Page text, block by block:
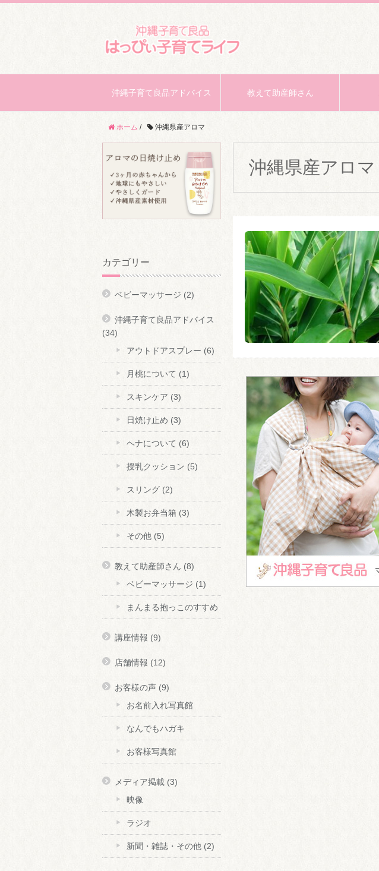
沖縄子育て良品アドバイス 教えて助産師さん
ホーム / 沖縄県産アロマ
沖縄県産アロマ
カテゴリー
ベビーマッサージ (2)
沖縄子育て良品アドバイス
(34)
アウトドアスプレー (6)
月桃について (1)
スキンケア (3)
日焼け止め (3)
ヘナについて (6)
授乳クッション (5)
スリング (2)
木製お弁当箱 (3)
その他 (5)
教えて助産師さん (8)
ベビーマッサージ (1)
まんまる抱っこのすすめ
講座情報 (9)
店舗情報 (12)
お客様の声 (9)
お名前入れ写真館
なんでもハガキ
お客様写真館
メディア掲載 (3)
映像
ラジオ
新聞・雑誌・その他 (2)